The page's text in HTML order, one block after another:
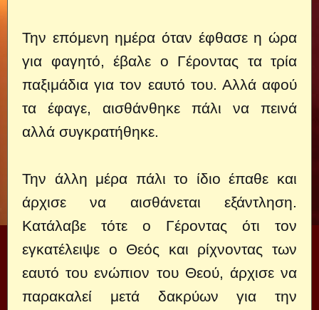
Την επόμενη ημέρα όταν έφθασε η ώρα
για φαγητό, έβαλε ο Γέροντας τα τρία
παξιμάδια για τον εαυτό του. Αλλά αφού
τα έφαγε, αισθάνθηκε πάλι να πεινά
αλλά συγκρατήθηκε.
Την άλλη μέρα πάλι το ίδιο έπαθε και
άρχισε να αισθάνεται εξάντληση.
Κατάλαβε τότε ο Γέροντας ότι τον
εγκατέλειψε ο Θεός και ρίχνοντας των
εαυτό του ενώπιον του Θεού, άρχισε να
παρακαλεί μετά δακρύων για την